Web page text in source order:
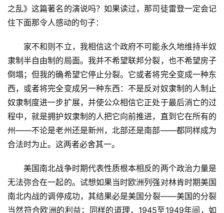
之乱》这篇著名的演说吗？如果读过，那司徒雷登一定会记
住下面那令人感动的句子：
家不和则不立，我相信这个政府不可能永久地维持半奴
隶制半自由制的局面。我并不希望联邦分裂，也不希望房子
倒塌；但我的确希望它停止分裂。它或者将完全变成一种东
西，或者将完全变成另一种东西：不是反对奴隶制的人制止
奴隶制度进一步扩展，并使公众相信它正处于最后消亡的过
程中，就是拥护奴隶制的人把它向前推进，直到它在所有的
州——不论是老州还是新州，北部还是南部——都同样成为
合法时为止。这两者必舍其一。
美国南北战争时期代表性质根本相反的两个政治力量是
无法弥合在一起的。试想如果当时欧洲列强对林肯时期美国
南北内战的调停成功，其结果必是美国分裂——美国的分裂
当然符合欧洲的利益；同样的道理，1945至1949年间，如